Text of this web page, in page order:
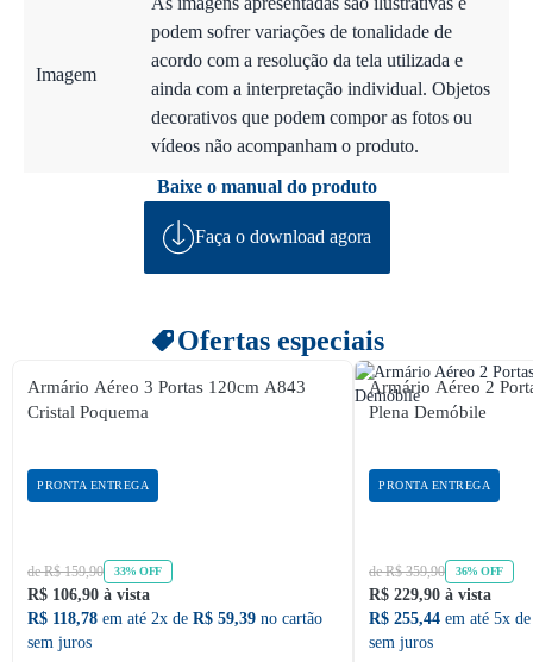
Imagem
podem sofrer variações de tonalidade de
acordo com a resolução da tela utilizada e
ainda com a interpretação individual. Objetos
decorativos que podem compor as fotos ou
vídeos não acompanham o produto.
Baixe o manual do produto
Faça o download agora
Ofertas especiais
Armário Aéreo 3 Portas 120cm A843
Cristal Poquema
PRONTA ENTREGA
de R$ 159,90 33% OFF
R$ 106,90 à vista
R$ 118,78 em até 2x de R$ 59,39 no cartão
sem juros
Armário Aéreo 2
Plena Demóbile
PRONTA ENTREGA
de R$ 359,90 36% OFF
R$ 229,90 à vista
R$ 255,44 em até 5x
sem juros